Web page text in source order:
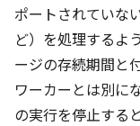
ポートされていな
ど）を処理するよ
ージの存続期間と
ワーカーとは別に
の実行を停止する